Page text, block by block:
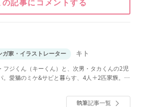
の記事にコメントする
ガ家・イラストレーター キト
フジくん（キーくん）と、次男・タカくんの2児
。愛猫のミケ&サビと暮らす、4人＋2匹家族。新
Instagramに投稿しています。
執筆記事一覧